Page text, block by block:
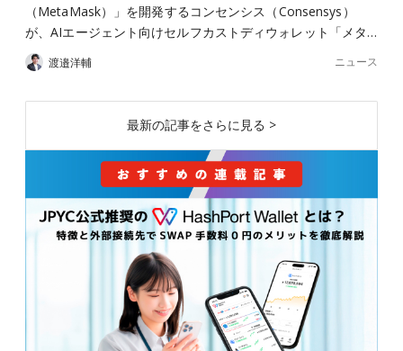
（MetaMask）」を開発するコンセンシス（Consensys）
が、AIエージェント向けセルフカストディウォレット「メタ…
渡邉洋輔 ニュース
最新の記事をさらに見る >